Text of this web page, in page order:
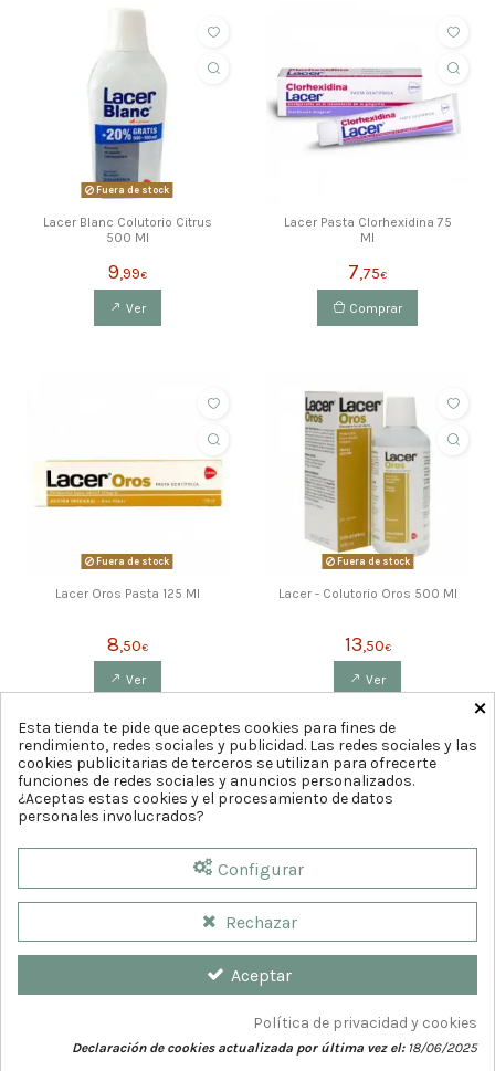
Fuera de stock
Lacer Blanc Colutorio Citrus
500 Ml
9,99€
Ver
Lacer Pasta Clorhexidina 75
Ml
7,75€
Comprar
Fuera de stock
Lacer Oros Pasta 125 Ml
8,50€
Ver
Fuera de stock
Lacer - Colutorio Oros 500 Ml
13,50€
Ver
1 2
© 2026 Farmaciacia del Teatro. Diseño web porGrupoDw.es
×
Esta tienda te pide que aceptes cookies para fines de
rendimiento, redes sociales y publicidad. Las redes sociales y las
cookies publicitarias de terceros se utilizan para ofrecerte
funciones de redes sociales y anuncios personalizados.
¿Aceptas estas cookies y el procesamiento de datos
personales involucrados?
Configurar
Rechazar
Aceptar
Política de privacidad y cookies
Declaración de cookies actualizada por última vez el:18/06/2025